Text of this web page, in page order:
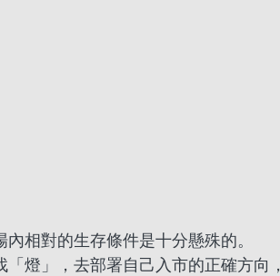
相對的生存條件是十分懸殊的。
燈」，去部署自己入市的正確方向，